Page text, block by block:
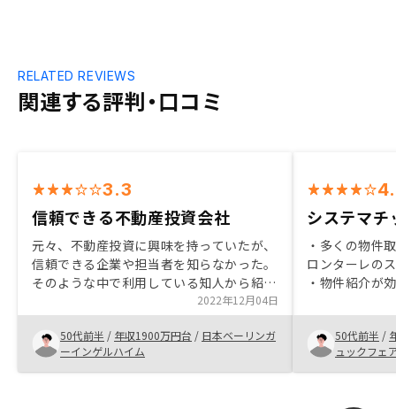
関連する評判・口コミ
RELATED REVIEWS
3.3
信頼できる不動産投資会社
元々、不動産投資に興味を持っていたが、
信頼できる企業や担当者を知らなかった。
そのような中で利用している知人から紹介
を受けたことがきっかけ。また、実際に担
当者の方と話しをした際に不明なことに関
して丁寧に対応いただいたため自分で物件
が探せるような仕組み
2022年12月04日
50代前半 / 年収1900万円台 / 日本ベーリンガ
ーインゲルハイム
システマチ
・多くの物件
ロンターレの
・物件紹介が
問への対応が
多い点50代前半 /
ュックフェ